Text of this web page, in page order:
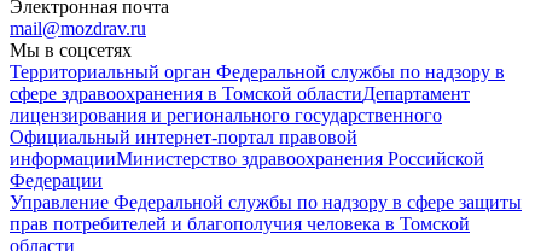
Электронная почта
mail@mozdrav.ru
Мы в соцсетях
Территориальный орган Федеральной службы по надзору в
сфере здравоохранения в Томской областиДепартамент
лицензирования и регионального государственного
Официальный интернет-портал правовой
информацииМинистерство здравоохранения Российской
Федерации
Управление Федеральной службы по надзору в сфере защиты
прав потребителей и благополучия человека в Томской
области